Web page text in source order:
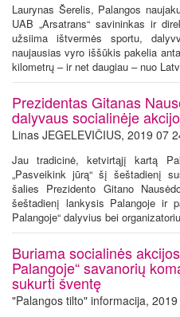
Laurynas Šerelis, Palangos
UAB „Arsatrans“ savininkas ir
užsiima ištvermės sportu,
naujausias vyro iššūkis pakelia
kilometrų – ir net daugiau – nuo
Prezidentas Gitanas
dalyvaus socialinėje
Linas JEGELEVIČIUS, 2019 07
Jau tradicinė, ketvirtąjį kartą
„Pasveikink jūrą“ šį šeštadienį
šalies Prezidento Gitano
šeštadienį lankysis Palangoje ir
Palangoje“ dalyvius bei
Buriama socialinės
Palangoje“ savanorių
sukurti šventę
"Palangos tilto" informacija,